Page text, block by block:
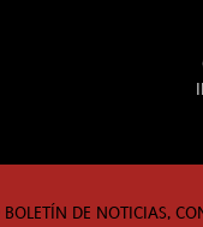
BOLETÍN DE NOTICIAS,